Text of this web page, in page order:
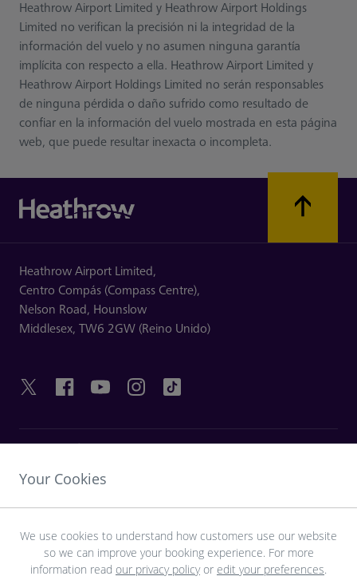
Heathrow Airport Limited y Heathrow Airport Holdings
Limited no verifican la precisión ni la integridad de la
información del vuelo y no asumen ninguna garantía
implícita con respecto a ella. Heathrow Airport Limited y
Heathrow Airport Holdings Limited no serán responsables
de ninguna pérdida o daño sufrido como resultado de
confiar en la información del vuelo mostrada en esta página
web, que puede resultar inexacta o incompleta.
Heathrow Airport Limited,
Centro Compás (Compass Centre),
Nelson Road, Hounslow
Middlesex, TW6 2GW (Reino Unido)
Descargue la aplicación LHR
Your Cookies
We use cookies to understand how customers use our website
so we can improve your booking experience. For more
information read our privacy policyor edit your preferences.